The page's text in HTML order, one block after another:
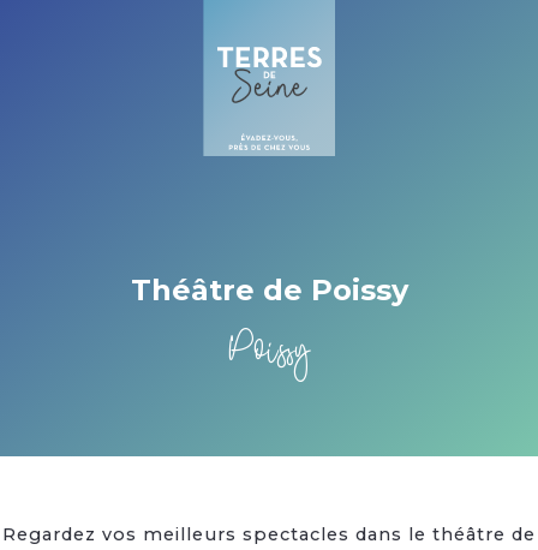
Théâtre de Poissy
Poissy
Regardez vos meilleurs spectacles dans le théâtre de